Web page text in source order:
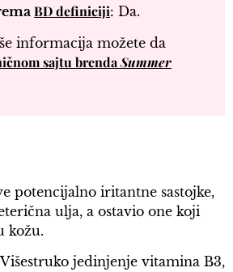
BD definiciji: Da.
informacija možete da
sajtu brendaSummer
potencijalno iritantne sastojke,
ulja, a ostavio one koji
kožu.
jedinjenje vitamina B3,